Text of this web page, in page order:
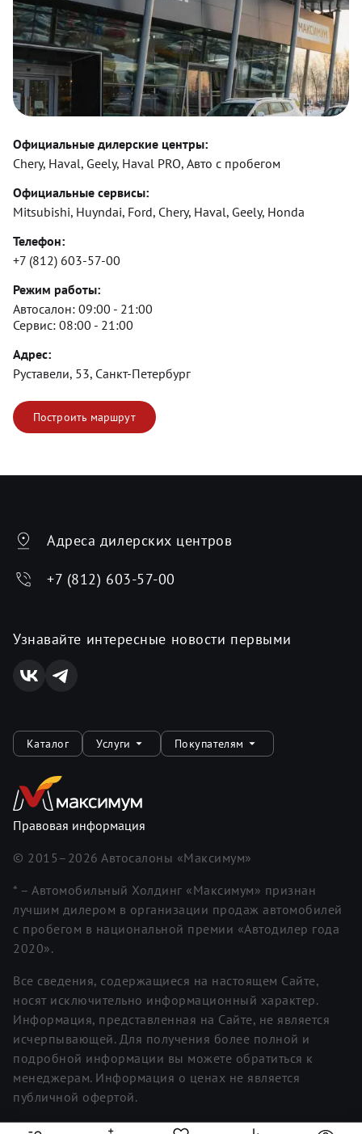
Официальные дилерские центры:
Chery, Haval, Geely, Haval PRO, Авто с пробегом
Официальные сервисы:
Mitsubishi, Huyndai, Ford, Chery, Haval, Geely, Honda
Телефон:
+7 (812) 603-57-00
Режим работы:
Автосалон: 09:00 - 21:00
Сервис: 08:00 - 21:00
Адрес:
Руставели, 53, Санкт-Петербург
Построить маршрут
Адреса дилерских центров
+7 (812) 603-57-00
Узнавайте интересные новости первыми
Каталог Услуги Покупателям
Правовая информация
© 2015– 2026 Автосалоны «Максимум»
* – Автомобильный Холдинг «Максимум» признан
лучшим дилером в организации продаж автомобилей
с пробегом в национальной премии «Автодилер года
2020».
Все сведения, содержащиеся на настоящем Сайте,
носят исключительно информационный характер.
Информация, представленная на Сайте, не является
исчерпывающей. Для получения более полной и
подробной информации вы можете обратиться к
менеджерам. Информация о ценах не является
публичной офертой.